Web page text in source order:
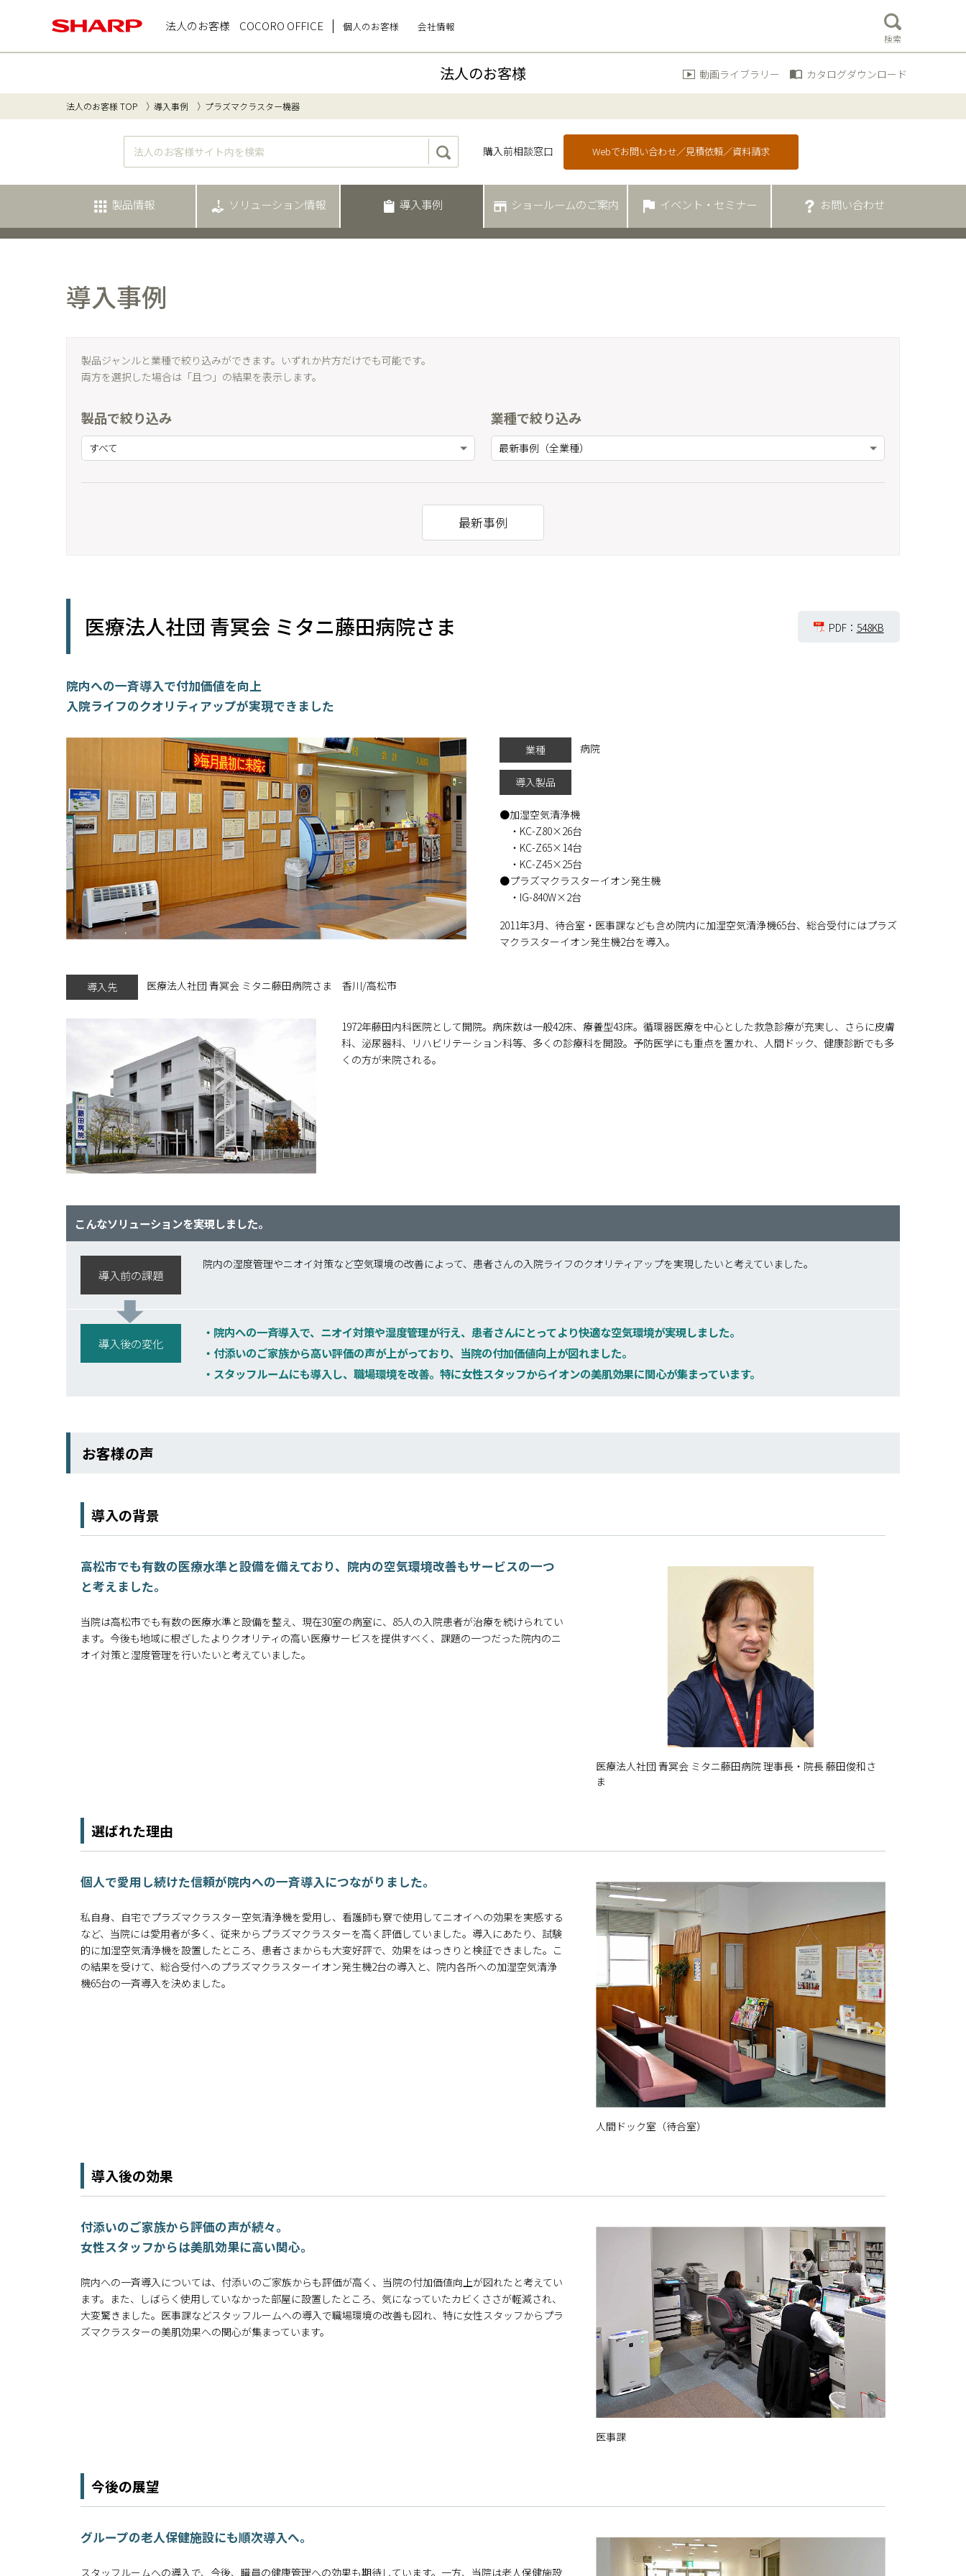
法人のお客様 COCORO OFFICE 個人のお客様 会社情報
検索
法人のお客様 動画ライブラリー カタログダウンロード
法人のお客様 TOP 導入事例 プラズマクラスター機器
購入前相談窓口 Webでお問い合わせ／見積依頼／資料請求
製品情報 ソリューション情報 導入事例 ショールームのご案内 イベント・セミナー お問い合わせ
導入事例
製品ジャンルと業種で絞り込みができます。いずれか片方だけでも可能です。
両方を選択した場合は「且つ」の結果を表示します。
製品で絞り込み
すべて
業種で絞り込み
最新事例（全業種）
最新事例
医療法人社団 青冥会 ミタニ藤田病院さま PDF： 548KB
院内への一斉導入で付加価値を向上
入院ライフのクオリティアップが実現できました
業種 病院
導入製品
加湿空気清浄機
・KC-Z80×26台
・KC-Z65×14台
・KC-Z45×25台
プラズマクラスターイオン発生機
・IG-840W×2台
2011年3月、待合室・医事課なども含め院内に加湿空気清浄機65台、総合受付にはプラズ
マクラスターイオン発生機2台を導入。
導入先 医療法人社団 青冥会 ミタニ藤田病院さま 香川/高松市
1972年藤田内科医院として開院。病床数は一般42床、療養型43床。循環器医療を中心とした救急診療が充実し、さらに皮膚
科、泌尿器科、リハビリテーション科等、多くの診療科を開設。予防医学にも重点を置かれ、人間ドック、健康診断でも多
くの方が来院される。
こんなソリューションを実現しました。
導入前の課題
院内の湿度管理やニオイ対策など空気環境の改善によって、患者さんの入院ライフのクオリティアップを実現したいと考えていました。
導入後の変化
院内への一斉導入で、ニオイ対策や湿度管理が行え、患者さんにとってより快適な空気環境が実現しました。
付添いのご家族から高い評価の声が上がっており、当院の付加価値向上が図れました。
スタッフルームにも導入し、職場環境を改善。特に女性スタッフからイオンの美肌効果に関心が集まっています。
お客様の声
導入の背景
高松市でも有数の医療水準と設備を備えており、院内の空気環境改善もサービスの一つ
と考えました。
当院は高松市でも有数の医療水準と設備を整え、現在30室の病室に、85人の入院患者が治療を続けられてい
ます。今後も地域に根ざしたよりクオリティの高い医療サービスを提供すべく、課題の一つだった院内のニ
オイ対策と湿度管理を行いたいと考えていました。
医療法人社団 青冥会 ミタニ藤田病院 理事長・院長 藤田俊和さ
ま
選ばれた理由
個人で愛用し続けた信頼が院内への一斉導入につながりました。
私自身、自宅でプラズマクラスター空気清浄機を愛用し、看護師も寮で使用してニオイへの効果を実感する
など、当院には愛用者が多く、従来からプラズマクラスターを高く評価していました。導入にあたり、試験
的に加湿空気清浄機を設置したところ、患者さまからも大変好評で、効果をはっきりと検証できました。こ
の結果を受けて、総合受付へのプラズマクラスターイオン発生機2台の導入と、院内各所への加湿空気清浄
機65台の一斉導入を決めました。
人間ドック室（待合室）
導入後の効果
付添いのご家族から評価の声が続々。
女性スタッフからは美肌効果に高い関心。
院内への一斉導入については、付添いのご家族からも評価が高く、当院の付加価値向上が図れたと考えてい
ます。また、しばらく使用していなかった部屋に設置したところ、気になっていたカビくささが軽減され、
大変驚きました。医事課などスタッフルームへの導入で職場環境の改善も図れ、特に女性スタッフからプラ
ズマクラスターの美肌効果への関心が集まっています。
医事課
今後の展望
グループの老人保健施設にも順次導入へ。
スタッフルームへの導入で、今後、職員の健康管理への効果も期待しています。一方、当院は老人保健施設